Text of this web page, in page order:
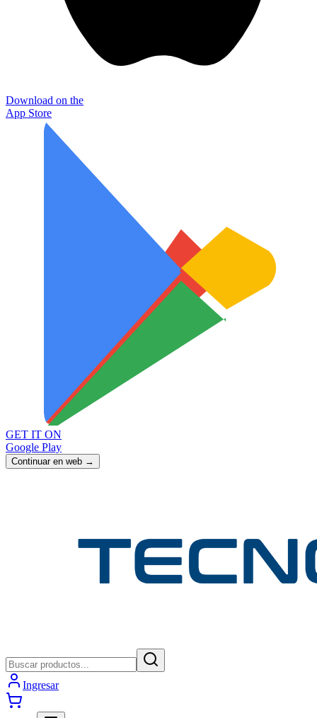
Download on the
App Store
GET IT ON
Google Play
Continuar en web →
Ingresar